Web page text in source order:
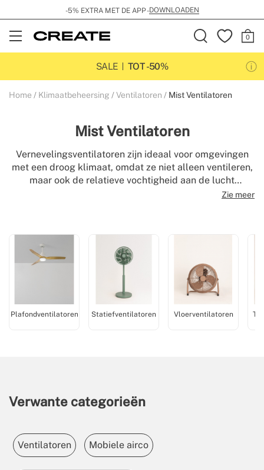
-5% EXTRA MET DE APP -DOWNLOADEN
Open
Menu
SALE
TOT -50%
Home Klimaatbeheersing Ventilatoren Mist Ventilatoren
Mist Ventilatoren
Vernevelingsventilatoren zijn ideaal voor omgevingen
met een droog klimaat, omdat ze niet alleen ventileren,
maar ook de relatieve vochtigheid aan de lucht
toevoegen, waardoor het gevoel van frisheid snel
programmeerbaar, oscillerend en op afstand bediend
voor een groter gebruiksgemak.
Zie meer
Plafondventilatoren Statiefventilatoren Vloerventilatoren
Verwante categorieën
Ventilatoren Mobiele airco